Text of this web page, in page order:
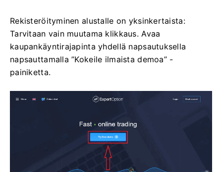
Rekisteröityminen alustalle on yksinkertaista:
Tarvitaan vain muutama klikkaus. Avaa
kaupankäyntirajapinta yhdellä napsautuksella
napsauttamalla ”Kokeile ilmaista demoa” -
painiketta.